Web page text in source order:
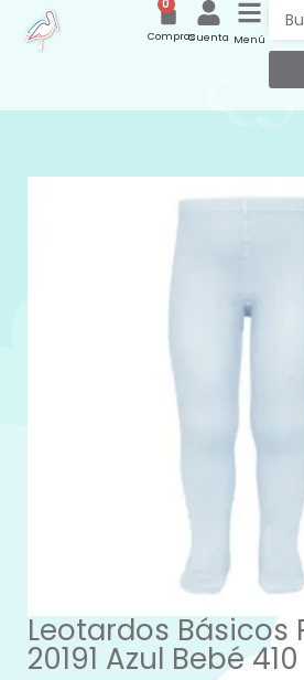
Menú
Cuenta
0
Compras
Leotardos Básicos
20191 Azul Bebé 410